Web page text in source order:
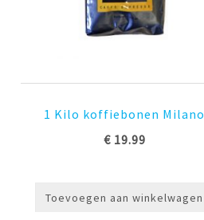
1 Kilo koffiebonen Milano
€ 19.99
Toevoegen aan winkelwagen